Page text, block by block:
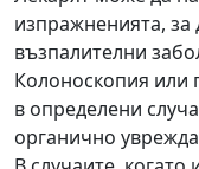
изпражненията,
възпалителни
Колоноскопия или
в определени
органично